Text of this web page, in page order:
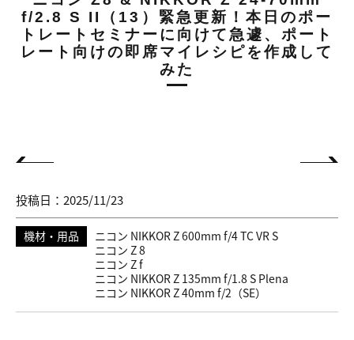
f/2.8 S II（13）緊急更新！本日のポー
トレートセミナーに向けて急遽、ポート
レート向けの即席マイレシピを作成して
みた
投稿日：2025/11/23
機材・用品
ニコン NIKKOR Z 600mm f/4 TC VR S
ニコン Z 8
ニコン Z f
ニコン NIKKOR Z 135mm f/1.8 S Plena
ニコン NIKKOR Z 40mm f/2（SE）